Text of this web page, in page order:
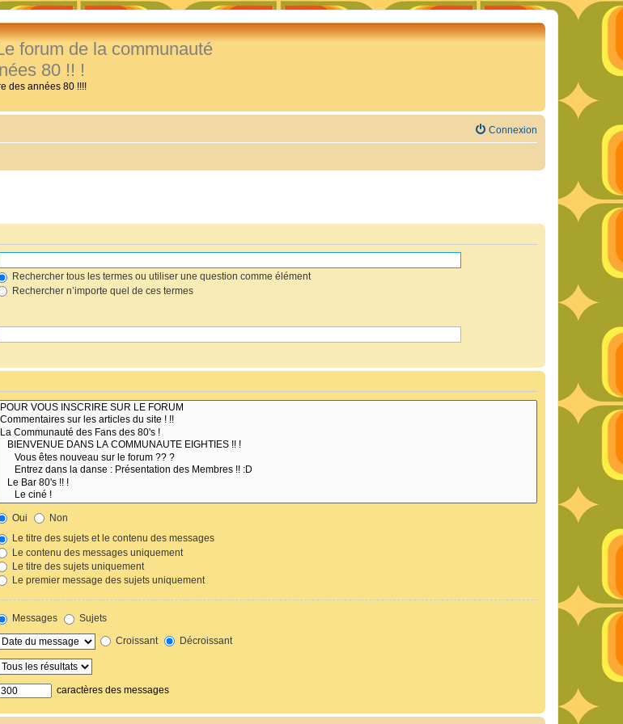
forum de la communauté
80 !! !
des années 80 !!!!
Connexion
Rechercher tous les termes ou utiliser une question comme élément
Rechercher n’importe quel de ces termes
Oui
Non
Le titre des sujets et le contenu des messages
Le contenu des messages uniquement
Le titre des sujets uniquement
Le premier message des sujets uniquement
Messages
Sujets
Croissant Décroissant
caractères des messages